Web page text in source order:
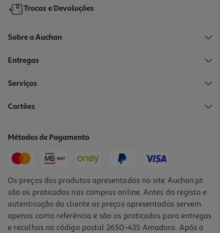
Trocas e Devoluções
Sobre a Auchan
Entregas
Serviços
Cartões
Métodos de Pagamento
Os preços dos produtos apresentados no site Auchan.pt
são os praticados nas compras online. Antes do registo e
autenticação do cliente os preços apresentados servem
apenas como referência e são os praticados para entregas
e recolhas no código postal 2650-435 Amadora. Após o